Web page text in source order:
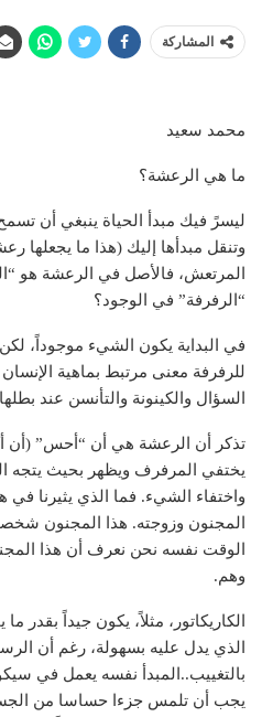
المشاركة
محمد سعيد
ما هي الرعشة؟
ليسرً فيك مبدأ الحياة ينبغي أن
وتنقل مبدأها إليك (هذا ما يجعلها
المرتعش، فالأصل في الرعشة هو
“الرفرفة” في الوجود؟
في البداية يكون الشيء موجوداً،
للرفرفة معنى مرتبط بماهية
السؤال والكينونة والتأنسن عند
تذكر أن الرعشة هي أن “أحس” (أن
يختفي المرفرف ويظهر بحيث يتجه
واختفاء الشيء. فما الذي يثيرنا في
المجنون وزوجته. هذا المجنون
الوقت نفسه نحن نعرف أن هذا
وهم.
الكاريكاتور، مثلاً، يكون جيداً
الذي يدل عليه بسهولة، رغم أن
بالتغييب..المبدأ نفسه يعمل في
يجب أن تلمس جزءا حساسا من